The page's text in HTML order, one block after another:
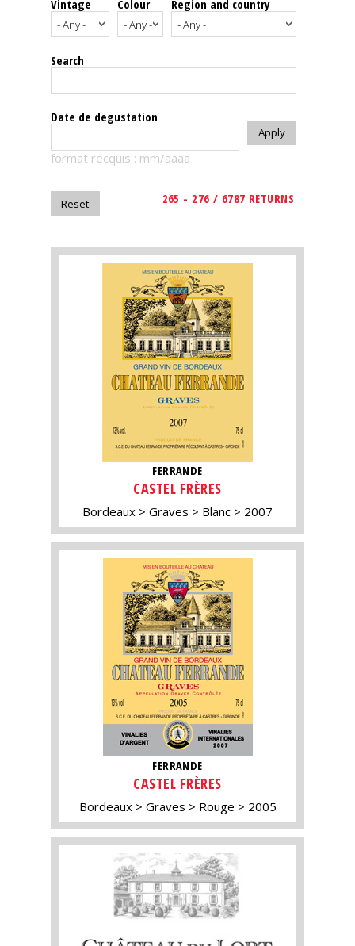
Spirits
Tasting
reviews
The
magazine
Magazine
Vintage Colour Region and country
Search
Date de degustation
format recquis : mm/aaaa
265 - 276 / 6787 RETURNS
FERRANDE
CASTEL FRÈRES
Bordeaux Graves Blanc 2007
FERRANDE
CASTEL FRÈRES
Bordeaux Graves Rouge 2005